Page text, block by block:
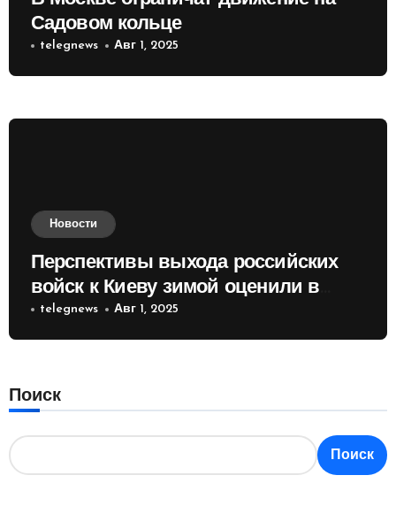
Садовом кольце
telegnews Авг 1, 2025
Новости
Перспективы выхода российских
войск к Киеву зимой оценили в
России
telegnews Авг 1, 2025
Поиск
Поиск